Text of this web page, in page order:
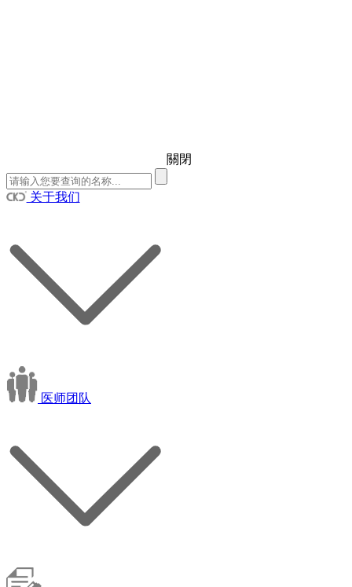
關閉
关于我们
医师团队